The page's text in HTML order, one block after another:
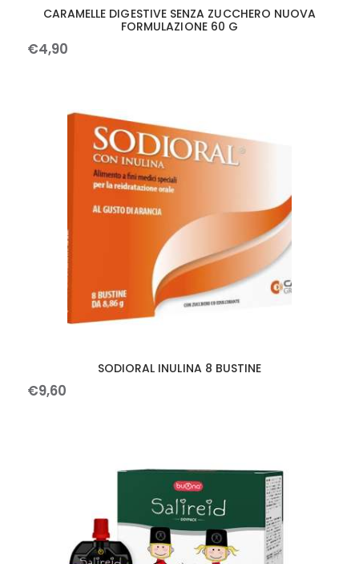
CARAMELLE DIGESTIVE SENZA ZUCCHERO NUOVA
FORMULAZIONE 60 G
€4,90
SODIORAL INULINA 8 BUSTINE
€9,60